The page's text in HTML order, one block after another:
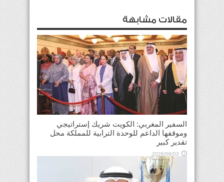
مقالات مشابهة
السفير المغربي: الكويت شريك إستراتيجي
وموقفها الداعم للوحدة الترابية للمملكة محل
تقدير كبير
2026/08/03